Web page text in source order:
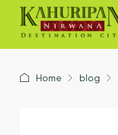
Home blog